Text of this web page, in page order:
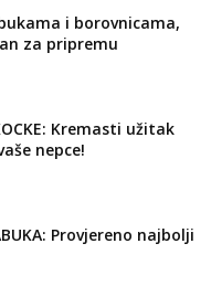
i borovnicama,
za pripremu
Kremasti užitak
nepce!
Provjereno najbolji